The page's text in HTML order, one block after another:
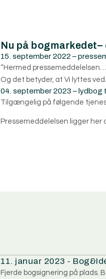
Nu på
15. september 2022 –
“Hermed
Og det betyder, at Vi lyttes
04. september 2023 –
Tilgængelig på følgende
Pressemeddelelsen ligger her
11. januar 2023 -
Fjerde bogsignering på plads.